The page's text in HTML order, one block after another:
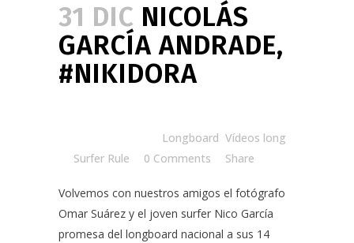
31 DIC NICOLÁS
GARCÍA ANDRADE,
#NIKIDORA
Longboard Vídeos long
Surfer Rule 0 Comments Share
Volvemos con nuestros amigos el fotógrafo
Omar Suárez y el joven surfer Nico García
promesa del longboard nacional a sus 14